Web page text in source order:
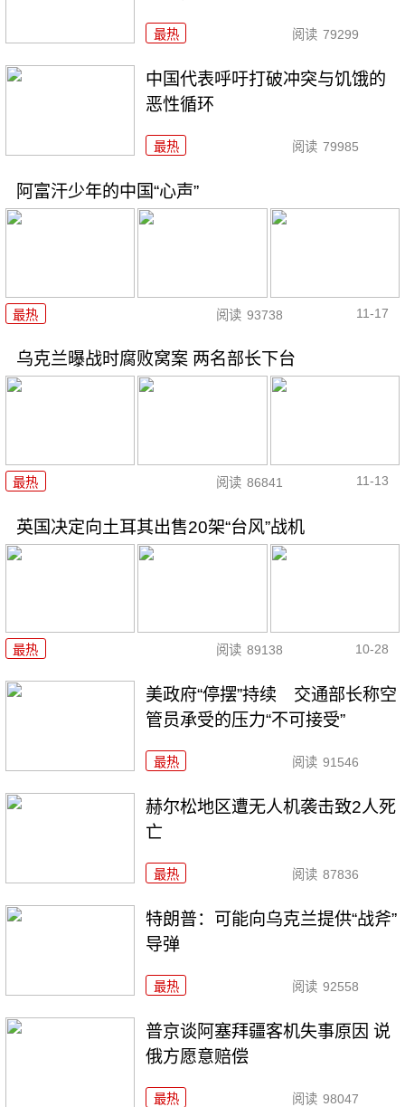
最热 阅读 79299
中国代表呼吁打破冲突与饥饿的
恶性循环
最热 阅读 79985
阿富汗少年的中国“心声”
最热 阅读 93738 11-17
乌克兰曝战时腐败窝案 两名部长下台
最热 阅读 86841 11-13
英国决定向土耳其出售20架“台风”战机
最热 阅读 89138 10-28
美政府“停摆”持续 交通部长称空
管员承受的压力“不可接受”
最热 阅读 91546
赫尔松地区遭无人机袭击致2人死
亡
最热 阅读 87836
特朗普：可能向乌克兰提供“战斧”
导弹
最热 阅读 92558
普京谈阿塞拜疆客机失事原因 说
俄方愿意赔偿
最热 阅读 98047